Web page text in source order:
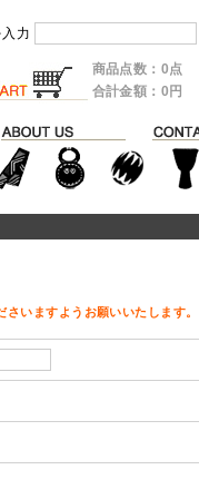
力
商品点数：0点
合計金額：0円
いますようお願いいたします。